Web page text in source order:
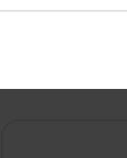
fil intégré